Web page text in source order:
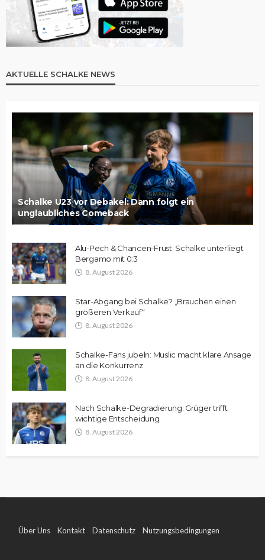
AKTUELLE SCHALKE NEWS
Schalke U23 vor Debakel: Dann folgt ein
unglaubliches Comeback
Alu-Pech & Chancen-Frust: Schalke unterliegt
Bergamo mit 0:3
8. August 2026
Star-Abgang bei Schalke? „Brauchen einen
größeren Verkauf“
8. August 2026
Schalke-Fans jubeln: Muslic macht klare Ansage
an die Konkurrenz
8. August 2026
Nach Schalke-Degradierung: Grüger trifft
wichtige Entscheidung
8. August 2026
Über Uns Kontakt Datenschutz Nutzungsbedingungen